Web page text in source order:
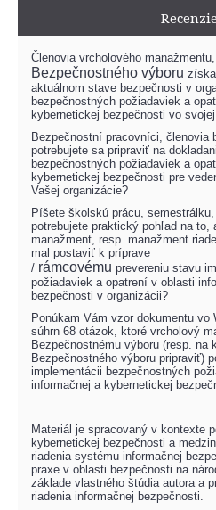
Členovia vrcholového
Bezpečnostného výboru
aktuálnom stave bezpečnosti v
bezpečnostných požiadaviek a
kybernetickej bezpečnosti vo
Bezpečnostní pracovníci, členovia
potrebujete sa pripraviť na
bezpečnostných požiadaviek a
kybernetickej bezpečnosti pre
Vašej organizácie?
Píšete školskú prácu,
potrebujete praktický pohľad na to,
manažment, resp. manažment
mal postaviť k príprave
/ rámcovému prevereniu stavu
požiadaviek a opatrení v oblasti
bezpečnosti v organizácii?
Ponúkam Vám vzor dokumentu vo
súhrn 68 otázok, ktoré vrcholový
Bezpečnostnému výboru (resp. na
Bezpečnostného výboru pripraviť)
implementácii bezpečnostných
informačnej a kybernetickej
Materiál je spracovaný v kontexte
kybernetickej bezpečnosti a
riadenia systému informačnej
praxe v oblasti bezpečnosti na
základe vlastného štúdia autora a
riadenia informačnej bezpečnosti